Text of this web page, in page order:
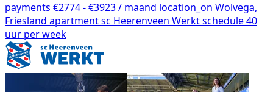
payments €2774 - €3923 / maand location_on Wolvega,
Friesland apartmentsc Heerenveen Werktschedule40
uur per week